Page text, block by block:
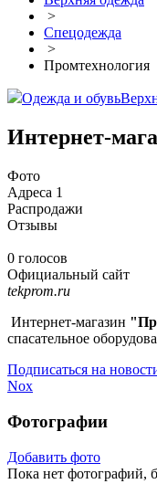
>
Спецодежда
>
Промтехнология
Одежда и обувь
Интернет-
Фото
Адреса 1
Распродажи
Отзывы
0 голосов
Официальный сайт
tekprom.ru
Интернет-магазин
спасательное
Подписаться на
Nox
Фотографии
Добавить фото
Пока нет фотографий,